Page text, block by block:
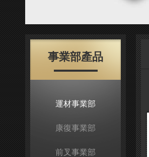
事業部產品
運材事業部
康復事業部
前叉事業部